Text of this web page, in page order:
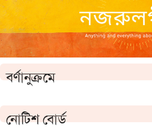
বর্ণানুক্রমে
নোটিশ বোর্ড